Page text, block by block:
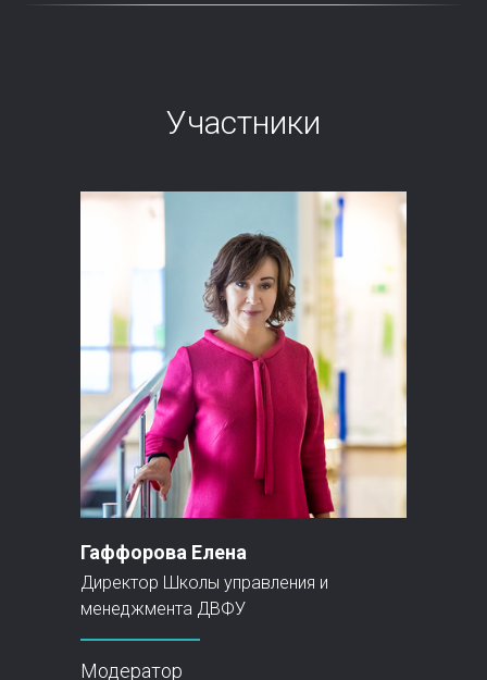
Участники
Гаффорова Елена
Директор Школы управления и
менеджмента ДВФУ
Модератор